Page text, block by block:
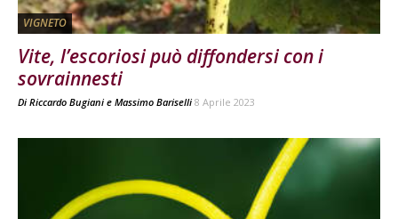
VIGNETO
Vite, l’escoriosi può diffondersi con i
sovrainnesti
Di Riccardo Bugiani e Massimo Bariselli 8 Aprile 2023